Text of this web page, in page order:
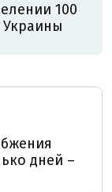
100
дней –